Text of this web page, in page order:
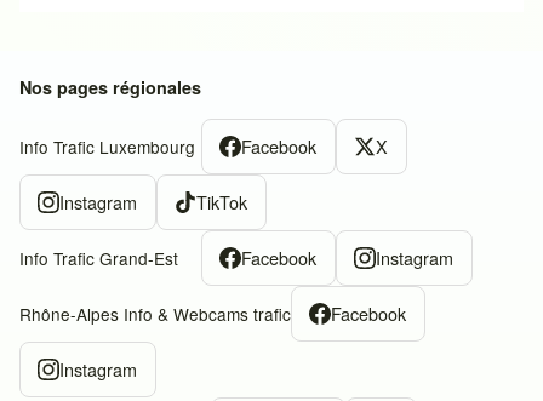
Nos pages régionales
Info Trafic Luxembourg Facebook X
Instagram TikTok
Info Trafic Grand-Est Facebook Instagram
Rhône-Alpes Info & Webcams trafic Facebook
Instagram